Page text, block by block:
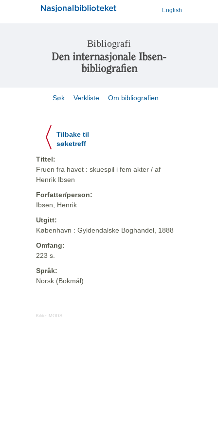
English
Bibliografi
Den internasjonale Ibsen-
bibliografien
Søk Verkliste Om bibliografien
Tilbake til
søketreff
Tittel:
Fruen fra havet : skuespil i fem akter / af
Henrik Ibsen
Forfatter/person:
Ibsen, Henrik
Utgitt:
København : Gyldendalske Boghandel, 1888
Omfang:
223 s.
Språk:
Norsk (Bokmål)
Kilde: MODS